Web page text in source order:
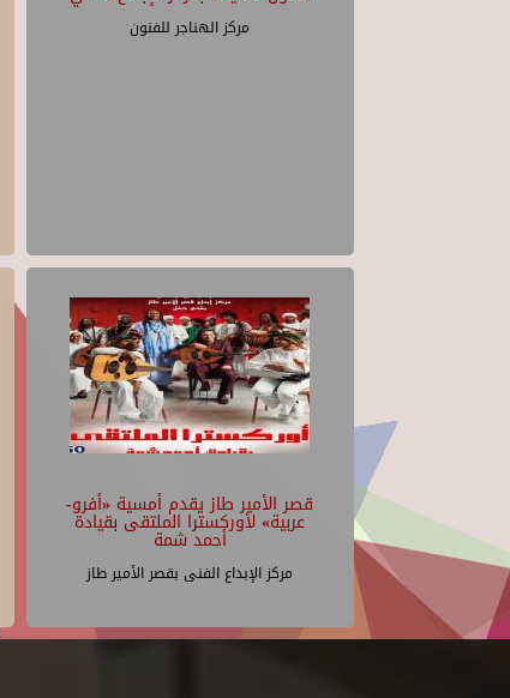
مركز الهناجر للفنون
قصر الأمير طاز يقدم أمسية «أفرو-
عربية» لأوركسترا الملتقى بقيادة
أحمد شمة
مركز الإبداع الفنى بقصر الأمير طاز